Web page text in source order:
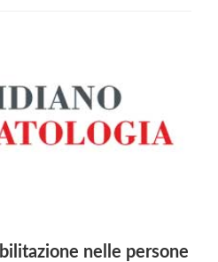
nelle persone